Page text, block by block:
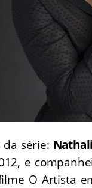
série:
e
O Artista